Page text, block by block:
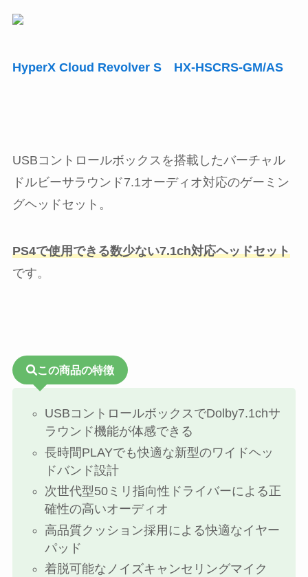
HyperX Cloud Revolver S HX-HSCRS-GM/AS
USBコントロールボックスを搭載したバーチャル
ドルビーサラウンド7.1オーディオ対応のゲーミン
グヘッドセット。
PS4で使用できる数少ない7.1ch対応ヘッドセット
です。
この商品の特徴
USBコントロールボックスでDolby7.1chサ
ラウンド機能が体感できる
長時間PLAYでも快適な新型のワイドヘッ
ドバンド設計
次世代型50ミリ指向性ドライバーによる正
確性の高いオーディオ
高品質クッション採用による快適なイヤー
パッド
着脱可能なノイズキャンセリングマイク